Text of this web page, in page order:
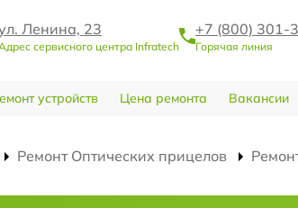
Ленина, 23
сервисного центра Infratech
+7 (800) 301-
Горячая линия
устройств Цена ремонта Вакансии
Ремонт Оптических прицелов